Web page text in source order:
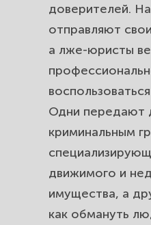
доверителей.
отправляют
а лже-юристы
Одни передают
криминальным
движимого и
имущества, а
как обмануть